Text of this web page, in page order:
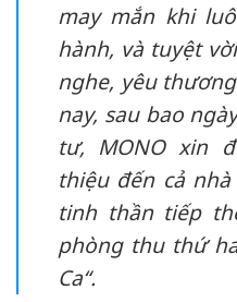
may mắn khi
hành, và tuyệt
nghe, yêu
nay, sau bao
tư, MONO xin
thiệu đến cả
tinh thần tiếp
phòng thu thứ
Ca“.